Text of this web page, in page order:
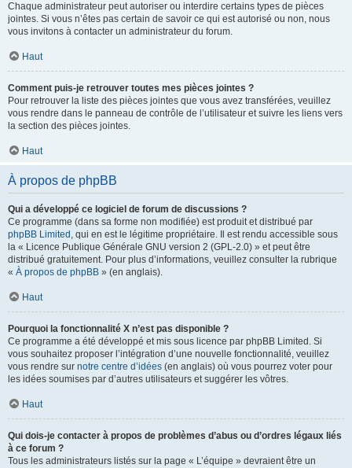
Chaque administrateur peut autoriser ou interdire certains types de pièces
jointes. Si vous n’êtes pas certain de savoir ce qui est autorisé ou non, nous
vous invitons à contacter un administrateur du forum.
Haut
Comment puis-je retrouver toutes mes pièces jointes ?
Pour retrouver la liste des pièces jointes que vous avez transférées, veuillez
vous rendre dans le panneau de contrôle de l’utilisateur et suivre les liens vers
la section des pièces jointes.
Haut
À propos de phpBB
Qui a développé ce logiciel de forum de discussions ?
Ce programme (dans sa forme non modifiée) est produit et distribué par
phpBB Limited , qui en est le légitime propriétaire. Il est rendu accessible sous
la « Licence Publique Générale GNU version 2 (GPL-2.0) » et peut être
distribué gratuitement. Pour plus d’informations, veuillez consulter la rubrique
« À propos de phpBB » (en anglais).
Haut
Pourquoi la fonctionnalité X n’est pas disponible ?
Ce programme a été développé et mis sous licence par phpBB Limited. Si
vous souhaitez proposer l’intégration d’une nouvelle fonctionnalité, veuillez
vous rendre sur notre centre d’idées (en anglais) où vous pourrez voter pour
les idées soumises par d’autres utilisateurs et suggérer les vôtres.
Haut
Qui dois-je contacter à propos de problèmes d’abus ou d’ordres légaux liés
à ce forum ?
Tous les administrateurs listés sur la page « L’équipe » devraient être un